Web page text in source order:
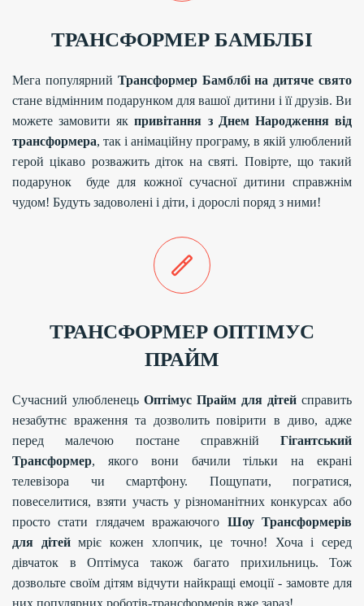
ТРАНСФОРМЕР БАМБЛБІ
Мега популярний Трансформер Бамблбі на дитяче свято
стане відмінним подарунком для вашої дитини і її друзів. Ви
можете замовити якпривітання з Днем Народження від
трансформера, так і анімаційну програму, в якій улюблений
герой цікаво розважить діток на святі. Повірте, що такий
подарунок буде для кожної сучасної дитини справжнім
чудом! Будуть задоволені і діти, і дорослі поряд з ними!
ТРАНСФОРМЕР ОПТІМУС
ПРАЙМ
Сучасний улюбленець Оптімус Прайм для дітей справить
незабутнє враження та дозволить повірити в диво, адже
перед малечою постане справжній Гігантський
Трансформер, якого вони бачили тільки на екрані
телевізора чи смартфону. Пощупати, погратися,
повеселитися, взяти участь у різноманітних конкурсах або
просто стати глядачем вражаючого Шоу Трансформерів
для дітеймріє кожен хлопчик, це точно! Хоча і серед
дівчаток в Оптімуса також багато прихильниць. Тож
дозвольте своїм дітям відчути найкращі емоції - замовте для
них популярних роботів-трансформерів вже зараз!